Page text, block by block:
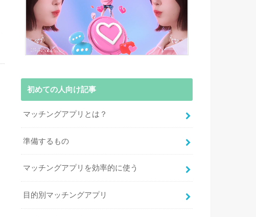
初めての人向け記事
マッチングアプリとは？
準備するもの
マッチングアプリを効率的に使う
目的別マッチングアプリ